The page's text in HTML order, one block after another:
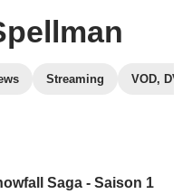
Streaming VOD, DVD
Saga - Saison 1